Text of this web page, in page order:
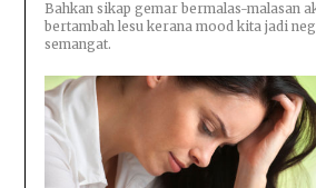
Bahkan sikap gemar bermalas-malasan
bertambah lesu kerana mood kita jadi
semangat.